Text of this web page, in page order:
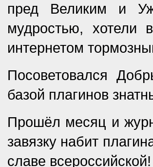
пред Великим и
мудростью,
интернетом
Посоветовался
базой плагинов
Прошёл месяц и
завязку набит
славе всероссийской!